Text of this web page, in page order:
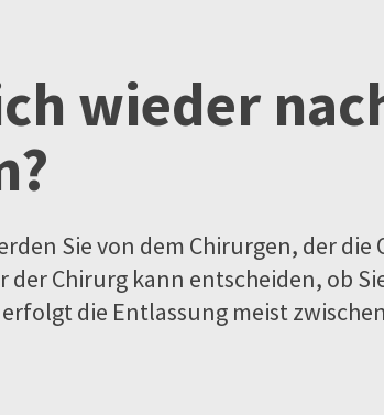
wieder
Sie von dem Chirurgen, der die
Chirurg kann entscheiden, ob
die Entlassung meist